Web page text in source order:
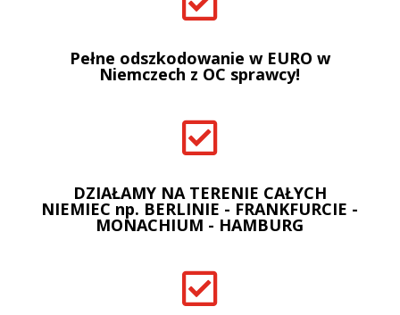
Pełne odszkodowanie w EURO w
Niemczech z OC sprawcy!

DZIAŁAMY NA TERENIE CAŁYCH
NIEMIEC np. BERLINIE - FRANKFURCIE -
MONACHIUM - HAMBURG
